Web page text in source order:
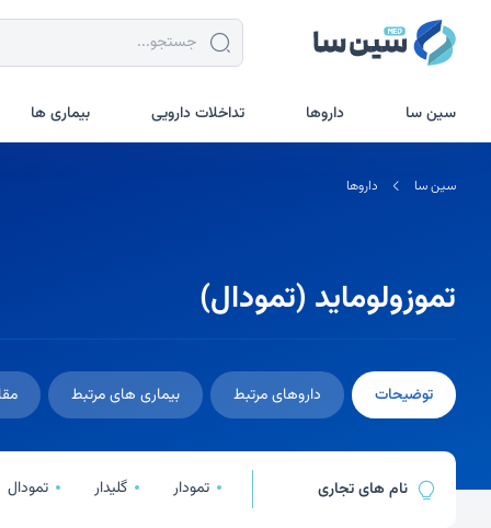
جستجو در سین سا
سین سا داروها تداخلات دارویی بیماری ها
سین سا داروها
تموزولوماید (تمودال)
توضیحات داروهای مرتبط بیماری های مرتبط
نام های تجاری تمودار گلیدار تمودال